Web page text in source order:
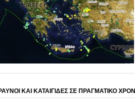
ΚΑΙ ΚΑΤΑΙΓΙΔΕΣ ΣΕ ΠΡΑΓΜΑΤΙΚΟ